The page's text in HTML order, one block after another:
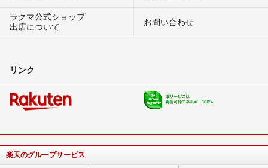
ラクマ公式ショップ
出店について
お問い合わせ
リンク
楽天のグループサービス